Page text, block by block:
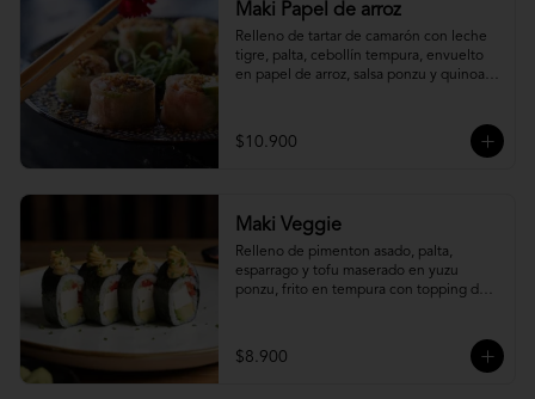
Maki Papel de arroz
Relleno de tartar de camarón con leche
tigre, palta, cebollín tempura, envuelto
en papel de arroz, salsa ponzu y quinoa
$10.900
Maki Veggie
Relleno de pimenton asado, palta,
esparrago y tofu maserado en yuzu
ponzu, frito en tempura con topping de
$8.900